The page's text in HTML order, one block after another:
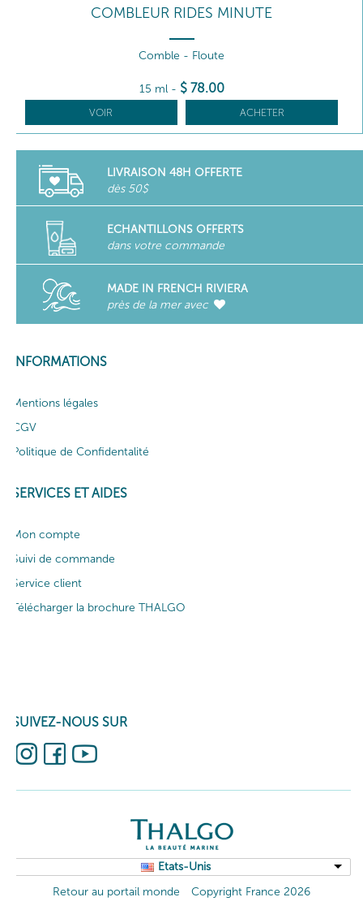
COMBLEUR RIDES MINUTE
Comble - Floute
15 ml - $ 78.00
VOIR ACHETER
LIVRAISON 48H OFFERTE
dès 50$
ECHANTILLONS OFFERTS
dans votre commande
MADE IN FRENCH RIVIERA
près de la mer avec
INFORMATIONS
Mentions légales
CGV
Politique de Confidentalité
SERVICES ET AIDES
Mon compte
Suivi de commande
Service client
Télécharger la brochure THALGO
SUIVEZ-NOUS SUR
Etats-Unis
Retour au portail monde
Copyright France 2026